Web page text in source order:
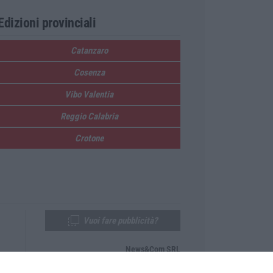
provinciali
Catanzaro
Cosenza
Vibo Valentia
Reggio Calabria
Crotone
News&Com SRL